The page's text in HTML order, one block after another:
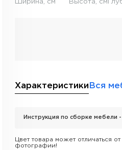
Ширина, см Высота, см
Характеристики Вся
Инструкция по сборке мебели
Цвет товара может отличаться
фотографии!